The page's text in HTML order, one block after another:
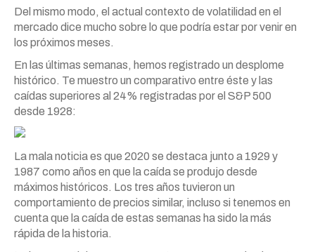
Del mismo modo, el actual contexto de volatilidad en el
mercado dice mucho sobre lo que podría estar por venir en
los próximos meses.
En las últimas semanas, hemos registrado un desplome
histórico. Te muestro un comparativo entre éste y las
caídas superiores al 24% registradas por el S&P 500
desde 1928:
La mala noticia es que 2020 se destaca junto a 1929 y
1987 como años en que la caída se produjo desde
máximos históricos. Los tres años tuvieron un
comportamiento de precios similar, incluso si tenemos en
cuenta que la caída de estas semanas ha sido la más
rápida de la historia.